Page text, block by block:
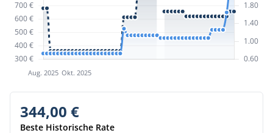
344,00 €
Beste Historische Rate